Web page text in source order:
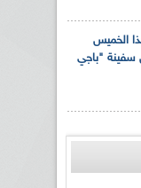
الخميس
سفينة "باجي